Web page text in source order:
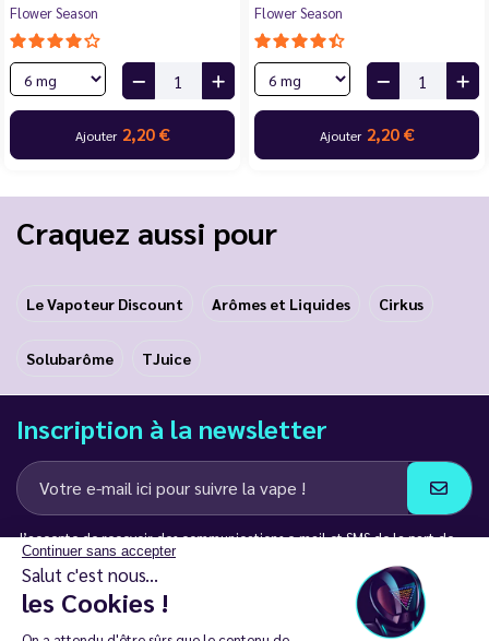
Continuer sans accepter
Salut c'est nous...
les Cookies !
Flower Season
Ajouter 2,20 €
Flower Season
Ajouter 2,20 €
Craquez aussi pour
Le Vapoteur Discount Arômes et Liquides Cirkus
Solubarôme TJuice
Inscription à la newsletter
J’accepte de recevoir des communications e-mail et SMS de la part de
LD Groupe
Restez en contact